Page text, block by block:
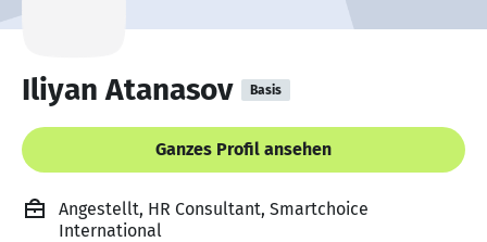
Iliyan Atanasov Basis
Ganzes Profil ansehen
Angestellt, HR Consultant, Smartchoice
International